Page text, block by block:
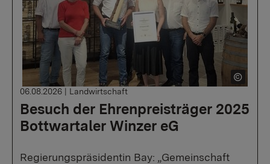
Besuch der Ehrenpreisträger 2025
Bottwartaler Winzer eG
06.08.2026 | Landwirtschaft
Regierungspräsidentin Bay: „Gemeinschaft